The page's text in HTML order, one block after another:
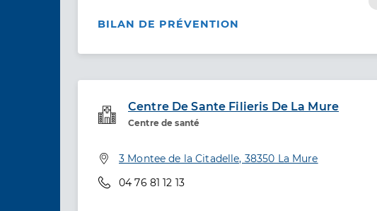
BILAN DE PRÉVENTION
Centre De Sante Filieris De La Mure
Centre de santé
Service de santé
Adresse
3 Montee de la Citadelle, 38350 La Mure
Téléphone
04 76 81 12 13